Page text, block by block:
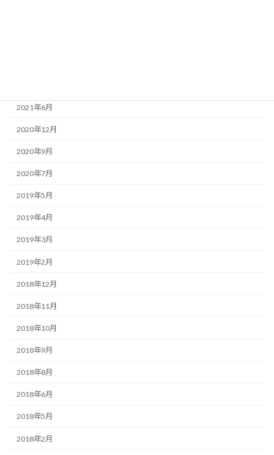
2021年6月
2020年12月
2020年9月
2020年7月
2019年5月
2019年4月
2019年3月
2019年2月
2018年12月
2018年11月
2018年10月
2018年9月
2018年8月
2018年6月
2018年5月
2018年2月